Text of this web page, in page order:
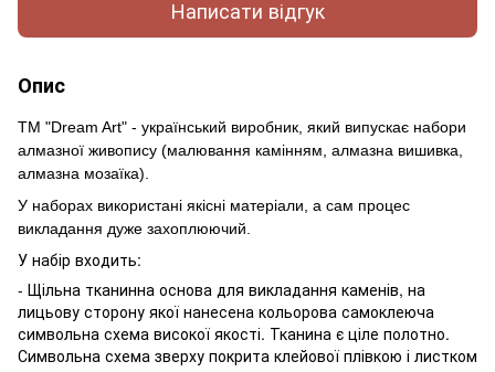
Написати відгук
Опис
ТМ "Dream Art" - український виробник, який випускає набори
алмазної живопису (малювання камінням, алмазна вишивка,
алмазна мозаїка).
У наборах використані якісні матеріали, а сам процес
викладання дуже захоплюючий.
У набір входить:
- Щільна тканинна основа для викладання каменів, на
лицьову сторону якої нанесена кольорова самоклеюча
символьна схема високої якості. Тканина є ціле полотно.
Символьна схема зверху покрита клейової плівкою і листком